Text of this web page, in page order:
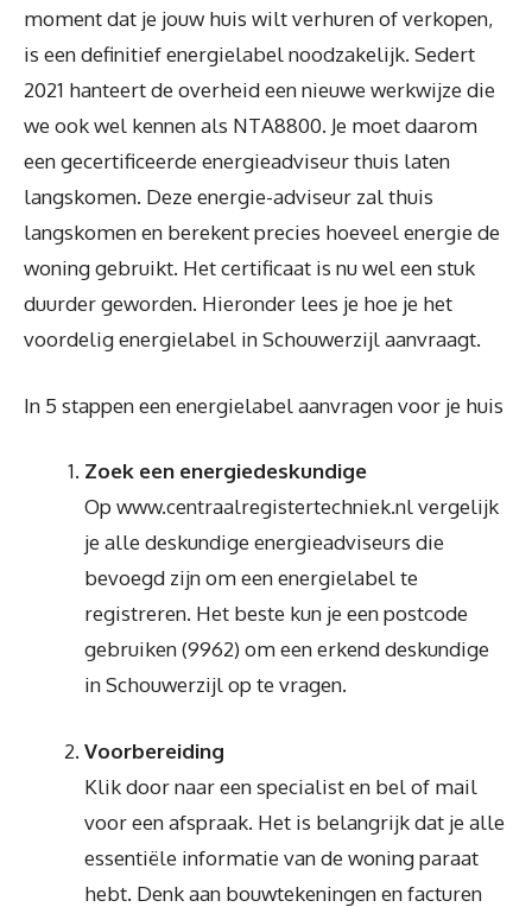
moment dat je jouw huis wilt verhuren of verkopen,
is een definitief energielabel noodzakelijk. Sedert
2021 hanteert de overheid een nieuwe werkwijze die
we ook wel kennen als NTA8800. Je moet daarom
een gecertificeerde energieadviseur thuis laten
langskomen. Deze energie-adviseur zal thuis
langskomen en berekent precies hoeveel energie de
woning gebruikt. Het certificaat is nu wel een stuk
duurder geworden. Hieronder lees je hoe je het
voordelig energielabel in Schouwerzijl aanvraagt.
In 5 stappen een energielabel aanvragen voor je huis
Zoek een energiedeskundige
Op www.centraalregistertechniek.nl vergelijk
je alle deskundige energieadviseurs die
bevoegd zijn om een energielabel te
registreren. Het beste kun je een postcode
gebruiken (9962) om een erkend deskundige
in Schouwerzijl op te vragen.
Voorbereiding
Klik door naar een specialist en bel of mail
voor een afspraak. Het is belangrijk dat je alle
essentiële informatie van de woning paraat
hebt. Denk aan bouwtekeningen en facturen